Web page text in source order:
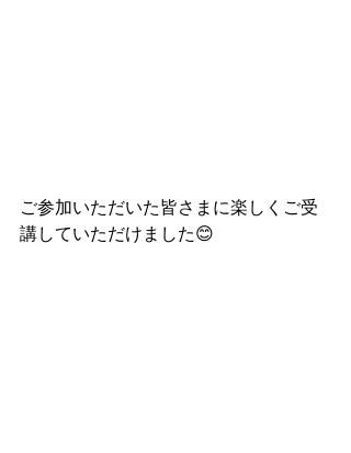
ご参加いただいた皆さまに楽しくご受
講していただけました😊